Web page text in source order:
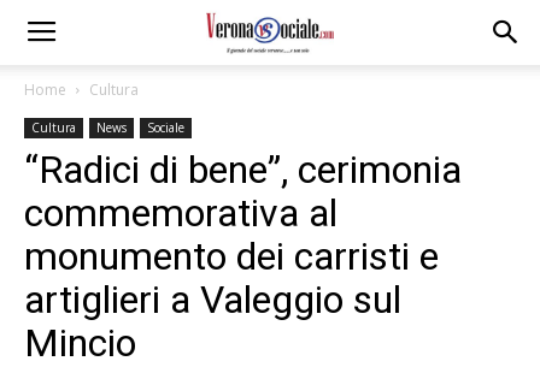
Home Cultura
Cultura News Sociale
“Radici di bene”, cerimonia
commemorativa al
monumento dei carristi e
artiglieri a Valeggio sul
Mincio